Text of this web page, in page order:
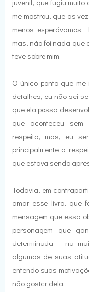
juvenil, que fugiu muito
me mostrou, que as
menos
mas, não foi nada que
teve sobre mim.
O único ponto que
detalhes, eu não sei
que ela possa
que aconteceu sem
respeito, mas, eu
principalmente a
que estava sendo
Todavia, em
amar esse livro, que
mensagem que essa
personagem que
determinada – na
algumas de suas
entendo suas
não gostar dela.